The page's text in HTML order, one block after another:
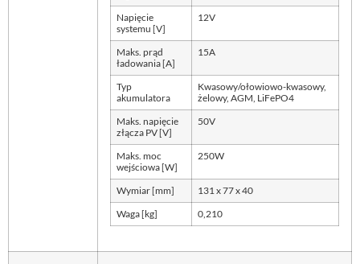
Napięcie
systemu [V]
12V
Maks. prąd
ładowania [A]
15A
Typ
akumulatora
Kwasowy/ołowiowo-kwasowy,
żelowy, AGM, LiFePO4
Maks. napięcie
złącza PV [V]
50V
Maks. moc
wejściowa [W]
250W
Wymiar [mm] 131 x 77 x 40
Waga [kg] 0,210